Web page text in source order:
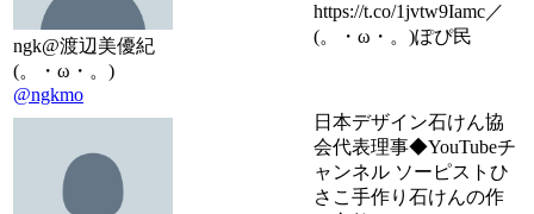
ngk@渡辺美優紀
(。・ω・。)
@ngkmo
https://t.co/1jvtw9Iamc／
(。・ω・。)ぽぴ民
日本デザイン石けん協
会代表理事◆YouTubeチ
ャンネル ソーピストひ
さこ手作り石けんの作